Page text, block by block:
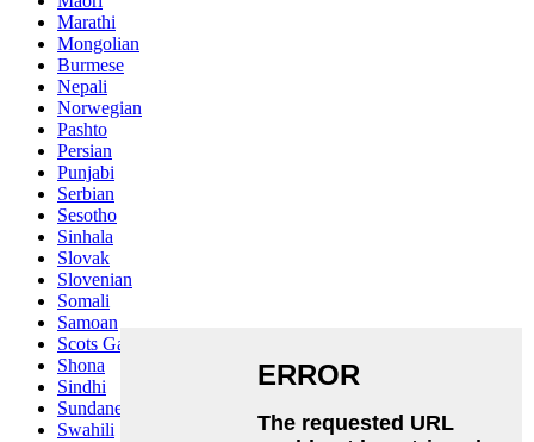
Marathi
Mongolian
Burmese
Nepali
Norwegian
Pashto
Persian
Punjabi
Serbian
Sesotho
Sinhala
Slovak
Slovenian
Somali
Samoan
Scots Gaelic
Shona
Sindhi
Sundanese
Swahili